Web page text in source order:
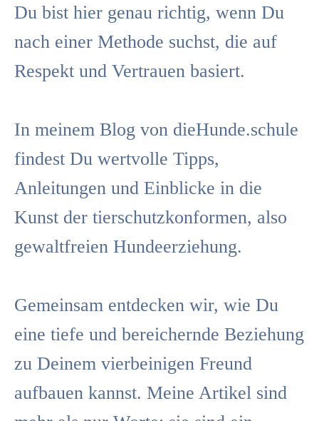
Du bist hier genau richtig, wenn Du
nach einer Methode suchst, die auf
Respekt und Vertrauen basiert.
In meinem Blog von dieHunde.schule
findest Du wertvolle Tipps,
Anleitungen und Einblicke in die
Kunst der tierschutzkonformen, also
gewaltfreien Hundeerziehung.
Gemeinsam entdecken wir, wie Du
eine tiefe und bereichernde Beziehung
zu Deinem vierbeinigen Freund
aufbauen kannst. Meine Artikel sind